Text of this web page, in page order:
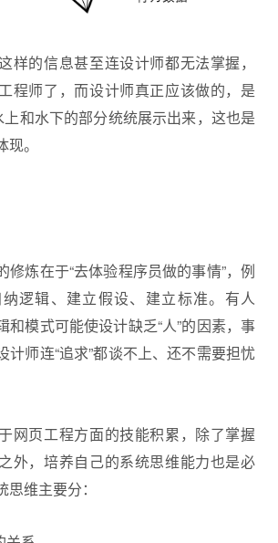
样的信息甚至连设计师都无法掌握，
程师了，而设计师真正应该做的，是
上和水下的部分统统展示出来，这也是
。
修炼在于“去体验程序员做的事情”，例
逻辑、建立假设、建立标准。有人
和模式可能使设计缺乏“人”的因素，事
计师连“追求”都谈不上、还不需要担忧
网页工程方面的技能积累，除了掌握
外，培养自己的系统思维能力也是必
维主要分：